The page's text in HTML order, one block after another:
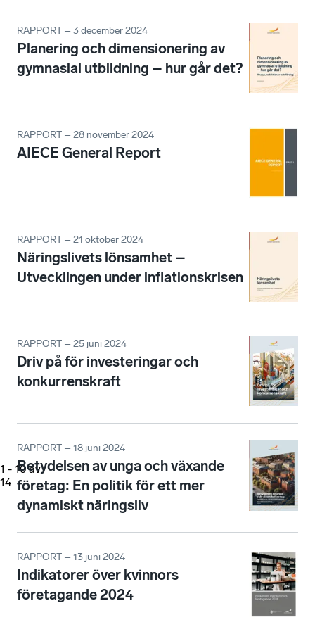
1 - 10 av
14
RAPPORT – 3 december 2024
Planering och dimensionering av
gymnasial utbildning – hur går det?
RAPPORT – 28 november 2024
AIECE General Report
RAPPORT – 21 oktober 2024
Näringslivets lönsamhet –
Utvecklingen under inflationskrisen
RAPPORT – 25 juni 2024
Driv på för investeringar och
konkurrenskraft
RAPPORT – 18 juni 2024
Betydelsen av unga och växande
företag: En politik för ett mer
dynamiskt näringsliv
RAPPORT – 13 juni 2024
Indikatorer över kvinnors
företagande 2024